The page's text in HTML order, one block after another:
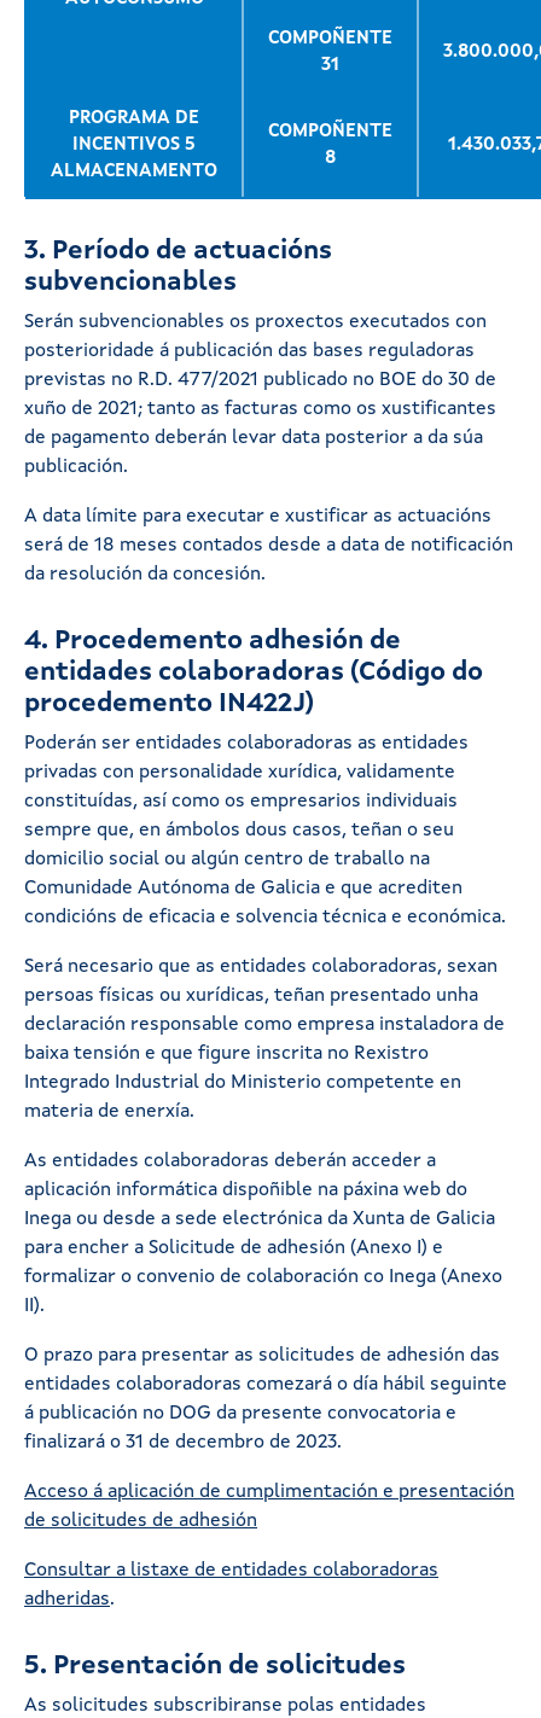
COMPOÑENTE
31
PROGRAMA DE
INCENTIVOS 5
ALMACENAMENTO
COMPOÑENTE
8
3. Período de actuacións
subvencionables
Serán subvencionables os proxectos executados con
posterioridade á publicación das bases reguladoras
previstas no R.D. 477/2021 publicado no BOE do 30 de
xuño de 2021; tanto as facturas como os xustificantes
de pagamento deberán levar data posterior a da súa
publicación.
A data límite para executar e xustificar as actuacións
será de 18 meses contados desde a data de notificación
da resolución da concesión.
4. Procedemento adhesión de
entidades colaboradoras (Código do
procedemento IN422J)
Poderán ser entidades colaboradoras as entidades
privadas con personalidade xurídica, validamente
constituídas, así como os empresarios individuais
sempre que, en ámbolos dous casos, teñan o seu
domicilio social ou algún centro de traballo na
Comunidade Autónoma de Galicia e que acrediten
condicións de eficacia e solvencia técnica e económica.
Será necesario que as entidades colaboradoras, sexan
persoas físicas ou xurídicas, teñan presentado unha
declaración responsable como empresa instaladora de
baixa tensión e que figure inscrita no Rexistro
Integrado Industrial do Ministerio competente en
materia de enerxía.
As entidades colaboradoras deberán acceder a
aplicación informática dispoñible na páxina web do
Inega ou desde a sede electrónica da Xunta de Galicia
para encher a Solicitude de adhesión (Anexo I) e
formalizar o convenio de colaboración co Inega (Anexo
II).
O prazo para presentar as solicitudes de adhesión das
entidades colaboradoras comezará o día hábil seguinte
á publicación no DOG da presente convocatoria e
finalizará o 31 de decembro de 2023.
Acceso á aplicación de cumplimentación e presentación
de solicitudes de adhesión
Consultar a listaxe de entidades colaboradoras
adheridas.
5. Presentación de solicitudes
As solicitudes subscribiranse polas entidades